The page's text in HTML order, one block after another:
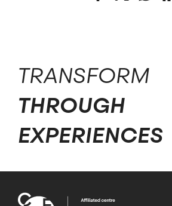
TRANSFORM
THROUGH
EXPERIENCES